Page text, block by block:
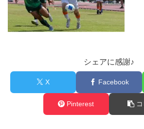
シェアに感謝♪
X Facebook
Pinterest